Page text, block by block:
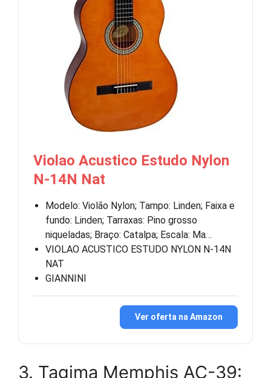
Violao Acustico Estudo Nylon
N-14N Nat
Modelo: Violão Nylon; Tampo: Linden; Faixa e
fundo: Linden; Tarraxas: Pino grosso
niqueladas; Braço: Catalpa; Escala: Ma…
VIOLAO ACUSTICO ESTUDO NYLON N-14N
NAT
GIANNINI
Ver oferta na Amazon
3. Tagima Memphis AC-39: